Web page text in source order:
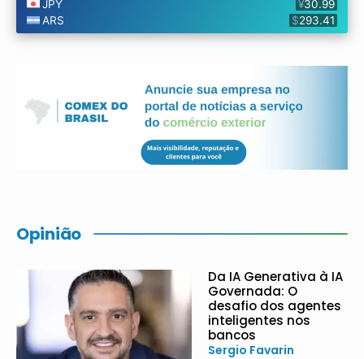
Opinião
Da IA Generativa à IA
Governada: O
desafio dos agentes
inteligentes nos
bancos
Sergio Favarin